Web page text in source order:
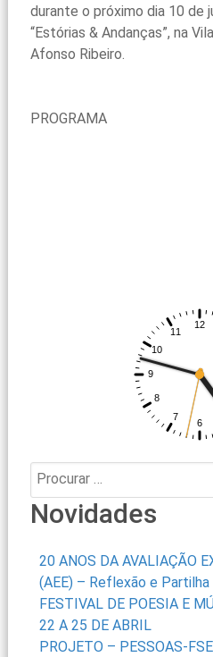
durante o próximo dia 10 de
“Estórias & Andanças”, na
Afonso Ribeiro.
PROGRAMA
Procurar:
Novidades
20 ANOS DA AVALIAÇÃO
(AEE) – Reflexão e
FESTIVAL DE POESIA E
22 A 25 DE ABRIL
PROJETO – PESSOAS-